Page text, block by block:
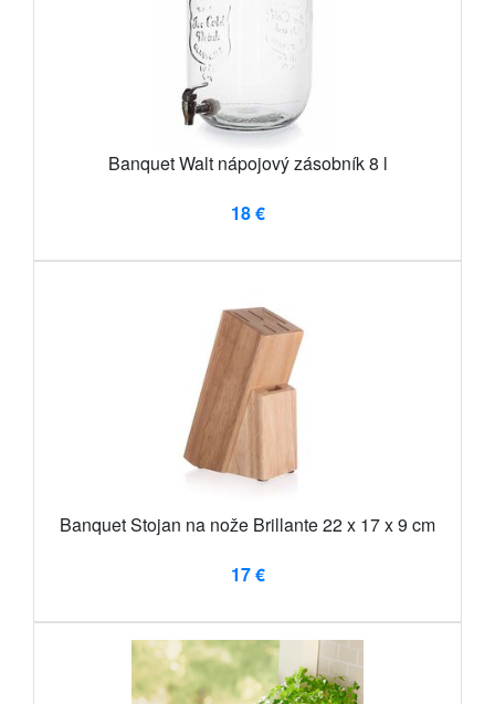
Banquet Walt nápojový zásobník 8 l
18 €
Banquet Stojan na nože Brillante 22 x 17 x 9 cm
17 €